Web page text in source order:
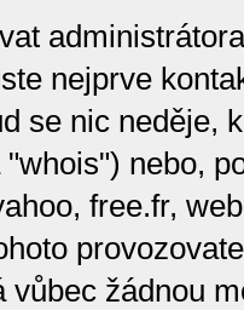
nejprve
se nic neděje,
nebo,
free.fr,
vůbec žádnou